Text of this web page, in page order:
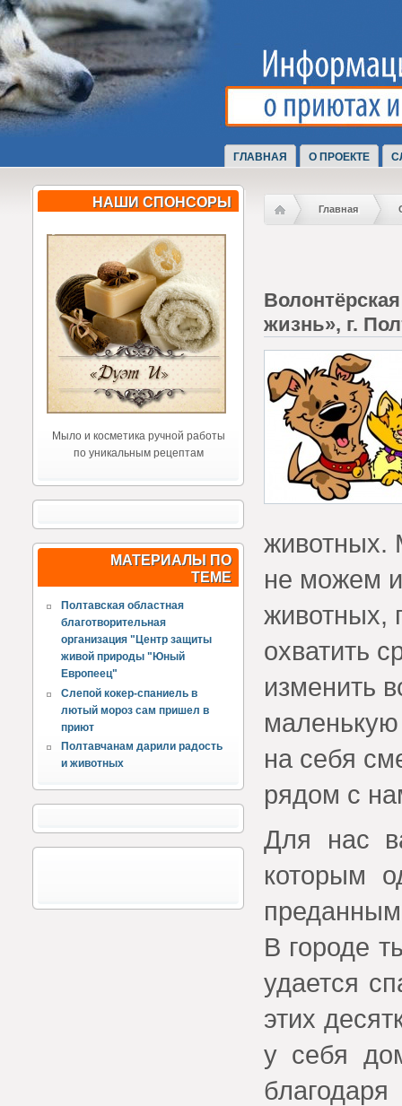
ГЛАВНАЯ О ПРОЕКТЕ
НАШИ СПОНСОРЫ
Мыло и косметика ручной работы
по уникальным рецептам
МАТЕРИАЛЫ ПО
ТЕМЕ
Полтавская областная
благотворительная
организация "Центр защиты
живой природы "Юный
Европеец"
Слепой кокер-спаниель в
лютый мороз сам пришел в
приют
Полтавчанам дарили радость
и животных
Главная
жизнь», г.
животных.
не можем
животных,
охватить
изменить
на себя
рядом с
Для нас
которым
В городе
удается
этих
у себя